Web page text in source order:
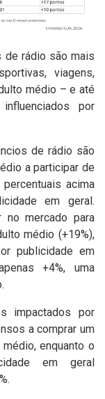
de rádio são mais
viagens,
médio – e até
por
de rádio são
a participar de
acima
em geral.
no mercado para
médio (+19%),
publicidade em
+4%, uma
impactados por
a comprar um
enquanto o
em geral